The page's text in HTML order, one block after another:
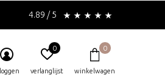
verlanglijst
0
winkelwagen
0
4.89 / 5